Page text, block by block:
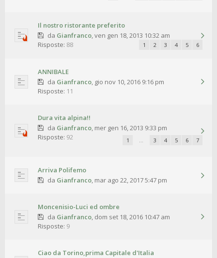
Il nostro ristorante preferito
da Gianfranco,ven gen 18, 2013 10:32 am
1 2 3 4 5 6
Risposte: 88
ANNIBALE
da Gianfranco, gio nov 10, 2016 9:16 pm
Risposte: 11
Dura vita alpina!!
da Gianfranco, mer gen 16, 2013 9:33 pm
1 … 3 4 5 6 7
Risposte: 92
Arriva Polifemo
da Gianfranco, mar ago 22, 2017 5:47 pm
Moncenisio-Luci ed ombre
da Gianfranco, dom set 18, 2016 10:47 am
Risposte: 9
Ciao da Torino,prima Capitale d'Italia